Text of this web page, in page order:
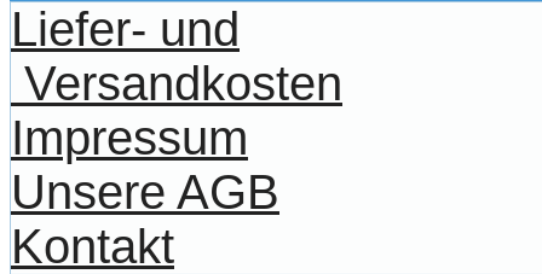
Liefer- und
Versandkosten
Impressum
Unsere AGB
Kontakt